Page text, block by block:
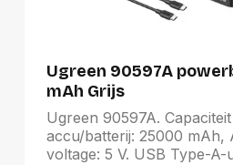
Ugreen 90597A
mAh Grijs
Ugreen 90597A.
accu/batterij: 25000 mAh,
voltage: 5 V. USB Type-